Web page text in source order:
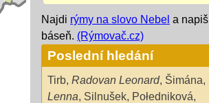
Najdi rýmy na slovo Nebel a napiš
báseň. (Rýmovač.cz)
Poslední hledání
Tirb, Radovan Leonard, Šimána,
Lenna, Silnušek, Połedniková,